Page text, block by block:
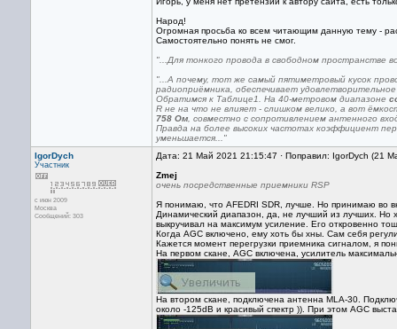
Народ!
Огромная просьба ко всем читающим данную тему -
Самостоятельно понять не смог.
"...Для тонкого провода в свободном пространстве
"...А почему, тот же самый пятиметровый кусок
радиоприёмника, обеспечивает
Обратимся к Таблице1. На 40-метровом диапазоне
R не на что не влияет - слишком велико, а вот
758 Ом , совместно с сопротивлением антенного
Правда на более высоких частотах коэффициент
уменьшается..."
IgorDych
Участник
с июн 2009
Москва
Сообщений: 303
Дата: 21 Май 2021 21:15:47 · Поправил: IgorDych (21
Zmej
очень посредственные приемники RSP
Я понимаю, что AFEDRI SDR, лучше. Но принимаю во
Динамический диапазон, да, не лучший из лучших. Но
выкручивал на максимум усиление. Его откровенно
Когда AGC включено, ему хоть бы хны. Сам себя
Кажется момент перегрузки приемника сигналом, я
На первом скане, AGC включена, усилитель
На втором скане, подключена антенна MLA-30.
около -125dB и красивый спектр )). При этом AGC